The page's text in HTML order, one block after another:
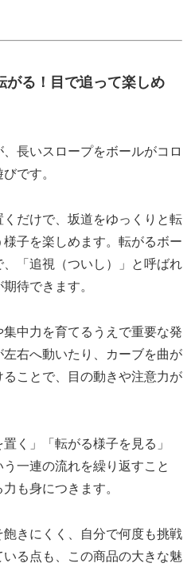
がる！目で追って楽しめ
長いスロープをボールがコロ
です。
だけで、坂道をゆっくりと転
子を楽しめます。転がるボー
「追視（ついし）」と呼ばれ
待できます。
中力を育てるうえで重要な発
右へ動いたり、カーブを曲が
ことで、目の動きや注意力が
く」「転がる様子を見る」
う一連の流れを繰り返すこと
も身につきます。
きにくく、自分で何度も挑戦
る点も、この商品の大きな魅